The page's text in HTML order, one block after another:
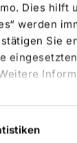
Dies hilft
werden
Sie